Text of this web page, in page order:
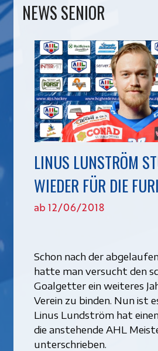
NEWS SENIOR
LINUS LUNSTRÖM
WIEDER FÜR DIE
ab 12/06/2018
Schon nach der
hatte man versucht den
Goalgetter ein weiteres
Verein zu binden. Nun ist
Linus Lundström hat
die anstehende AHL
unterschrieben.